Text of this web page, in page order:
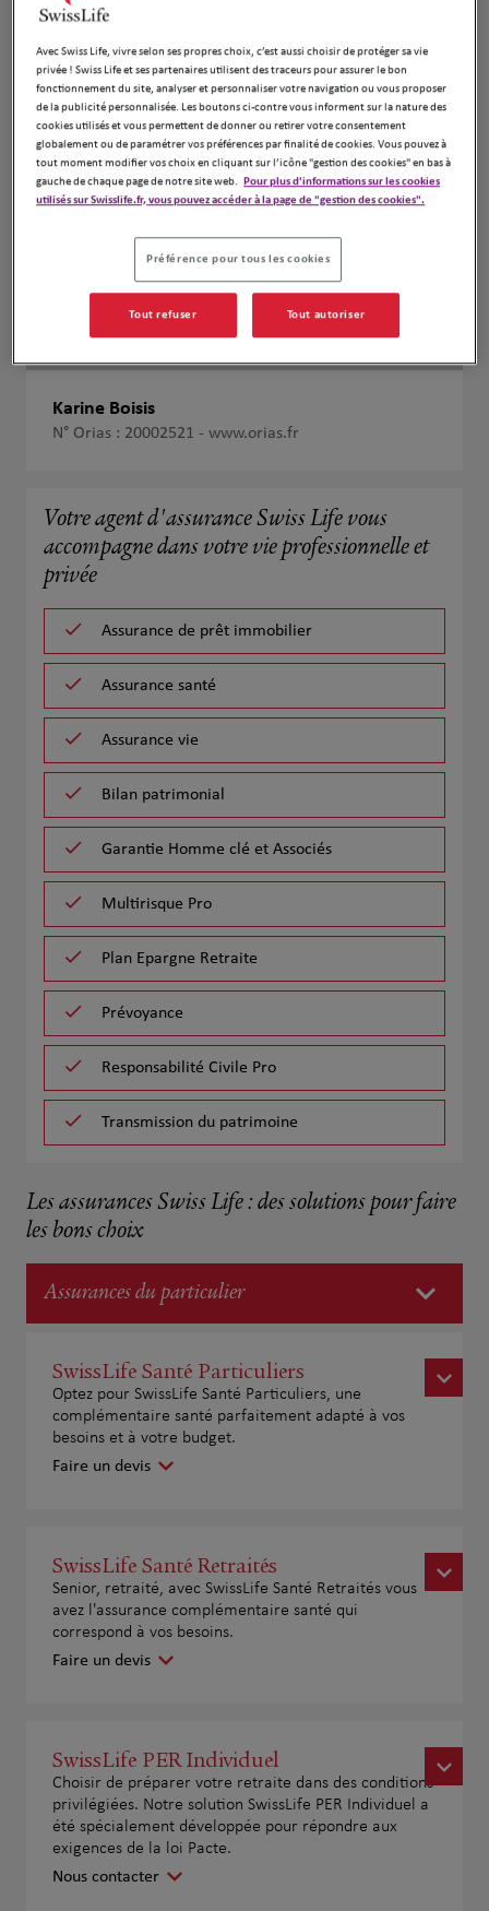
Karine Boisis
N° Orias : 20002521 - www.orias.fr
Votre agent d'assurance Swiss Life vous
accompagne dans votre vie professionnelle et
privée
Assurance de prêt immobilier
Assurance santé
Assurance vie
Bilan patrimonial
Garantie Homme clé et Associés
Multirisque Pro
Plan Epargne Retraite
Prévoyance
Responsabilité Civile Pro
Transmission du patrimoine
Les assurances Swiss Life : des solutions pour faire
les bons choix
Assurances du particulier
SwissLife Santé Particuliers
Optez pour SwissLife Santé Particuliers, une
complémentaire santé parfaitement adapté à vos
besoins et à votre budget.
Faire un devis
SwissLife Santé Retraités
Senior, retraité, avec SwissLife Santé Retraités vous
avez l'assurance complémentaire santé qui
correspond à vos besoins.
Faire un devis
SwissLife PER Individuel
Choisir de préparer votre retraite dans des conditions
privilégiées. Notre solution SwissLife PER Individuel a
été spécialement développée pour répondre aux
exigences de la loi Pacte.
Nous contacter
Avec Swiss Life, vivre selon ses propres choix, c’est aussi choisir de protéger sa vie
privée ! Swiss Life et ses partenaires utilisent des traceurs pour assurer le bon
fonctionnement du site, analyser et personnaliser votre navigation ou vous proposer
de la publicité personnalisée. Les boutons ci-contre vous informent sur la nature des
cookies utilisés et vous permettent de donner ou retirer votre consentement
globalement ou de paramétrer vos préférences par finalité de cookies. Vous pouvez à
tout moment modifier vos choix en cliquant sur l’icône "gestion des cookies" en bas à
gauche de chaque page de notre site web. Pour plus d'informations sur les cookies
utilisés sur Swisslife.fr, vous pouvez accéder à la page de "gestion des cookies".
Préférence pour tous les cookies
Tout refuser Tout autoriser